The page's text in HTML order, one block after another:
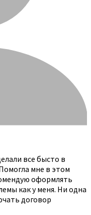
все бысто в
мне в этом
оформлять
как у меня. Ни одна
договор